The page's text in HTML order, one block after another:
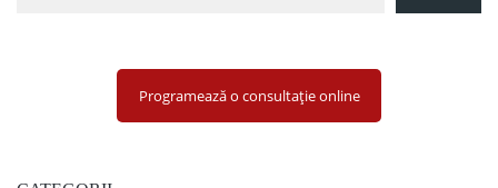
Programează o consultație online